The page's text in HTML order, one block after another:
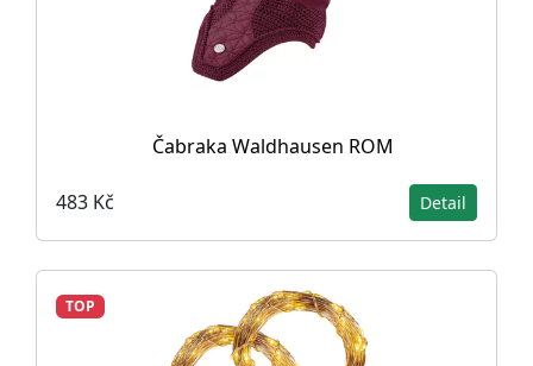
Čabraka Waldhausen ROM
483 Kč Detail
TOP